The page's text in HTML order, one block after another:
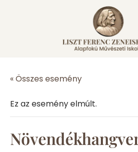
« Összes esemény
Ez az esemény elmúlt.